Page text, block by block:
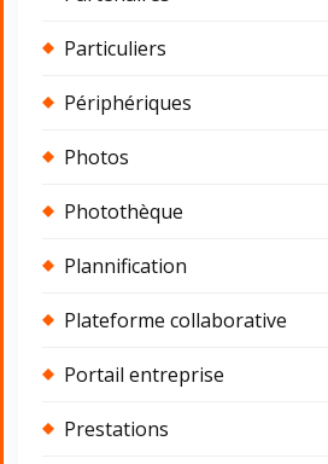
Particuliers
Périphériques
Photos
Photothèque
Plannification
Plateforme collaborative
Portail entreprise
Prestations